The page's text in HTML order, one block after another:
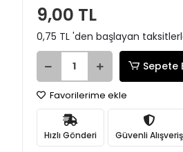
9,00 TL
0,75 TL 'den başlayan
Sepete
Favorilerime ekle
Hızlı Gönderi Güvenli Alışveriş